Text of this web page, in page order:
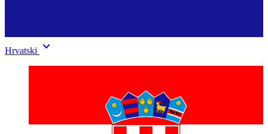
Hrvatski keyboard_arrow_down